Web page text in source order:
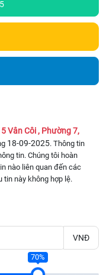
Vân Côi , Phường 7,
18-09-2025. Thông tin
tin. Chúng tôi hoàn
nào liên quan đến các
tin này không hợp lệ.
VNĐ
70%